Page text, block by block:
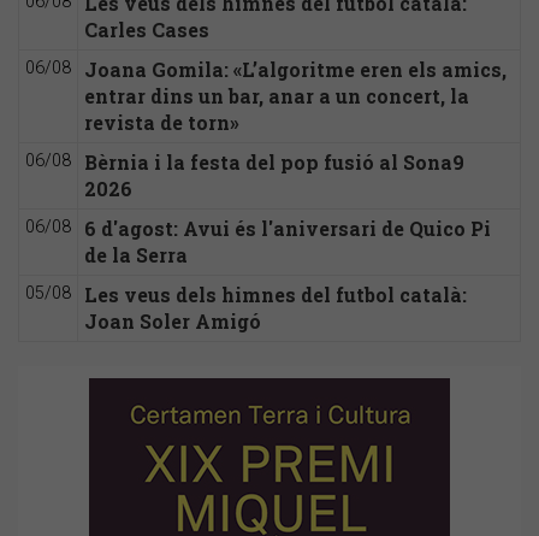
Carles Cases
06/08
Joana Gomila: «L’algoritme eren els amics,
entrar dins un bar, anar a un concert, la
revista de torn»
06/08
Bèrnia i la festa del pop fusió al Sona9
2026
06/08
6 d'agost: Avui és l'aniversari de Quico Pi
de la Serra
05/08
Les veus dels himnes del futbol català:
Joan Soler Amigó